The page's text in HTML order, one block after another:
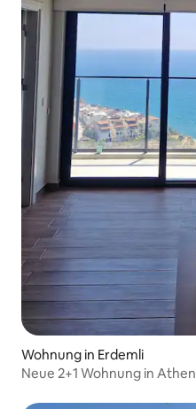
Wohnung in Erdemli
Neue 2+1 Wohnung in